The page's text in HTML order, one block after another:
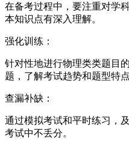
在备考过程中，要注重对学
本知识点有深入理解。
强化训练：
针对性地进行物理类类题目
题，了解考试趋势和题型特点
查漏补缺：
通过模拟考试和平时练习，
考试中不丢分。